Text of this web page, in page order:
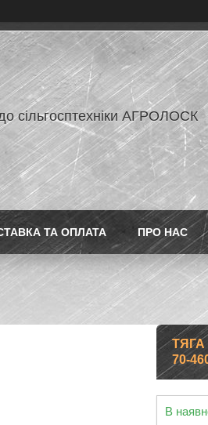
сільгосптехніки АГРОЛОСК
ТА ОПЛАТА ПРО НАС
70-
В